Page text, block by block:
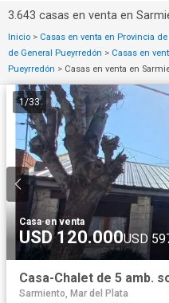
3.643 casas en venta en
Inicio > Casas en venta en Provincia
de General Pueyrredón > Casas en
Pueyrredón > Casas en venta en
1 /33
Casa·en venta
USD 120.000USD
Sarmiento, Mar del Plata